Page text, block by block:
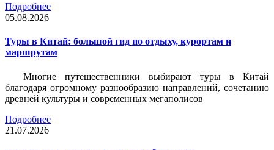
Подробнее
05.08.2026
Туры в Китай: большой гид по отдыху, курортам и
маршрутам
Многие путешественники выбирают туры в Китай
благодаря огромному разнообразию направлений, сочетанию
древней культуры и современных мегаполисов
Подробнее
21.07.2026